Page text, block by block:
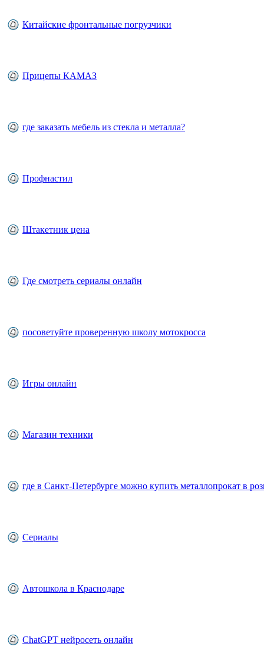
Китайские фронтальные погрузчики
Прицепы КАМАЗ
где заказать мебель из стекла и металла?
Профнастил
Штакетник цена
Где смотреть сериалы онлайн
посоветуйте проверенную школу мотокросса
Игры онлайн
Магазин техники
где в Санкт-Петербурге можно купить металлопрокат в
Сериалы
Автошкола в Краснодаре
ChatGPT нейросеть онлайн